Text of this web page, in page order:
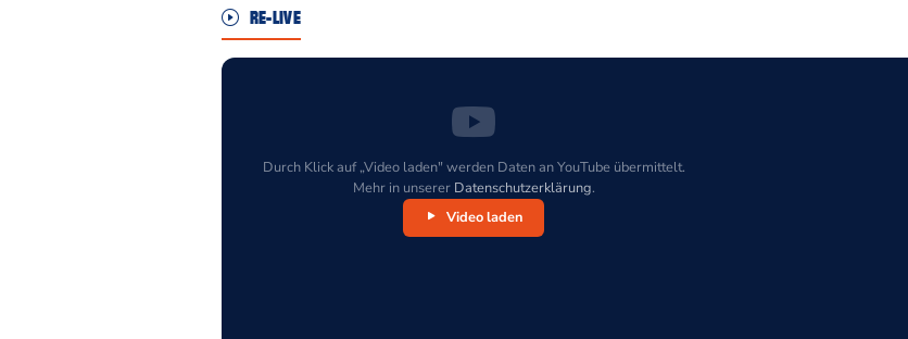
RE-LIVE
Durch Klick auf „Video laden" werden Daten an YouTube übermittelt.
Mehr in unserer Datenschutzerklärung.
Video laden